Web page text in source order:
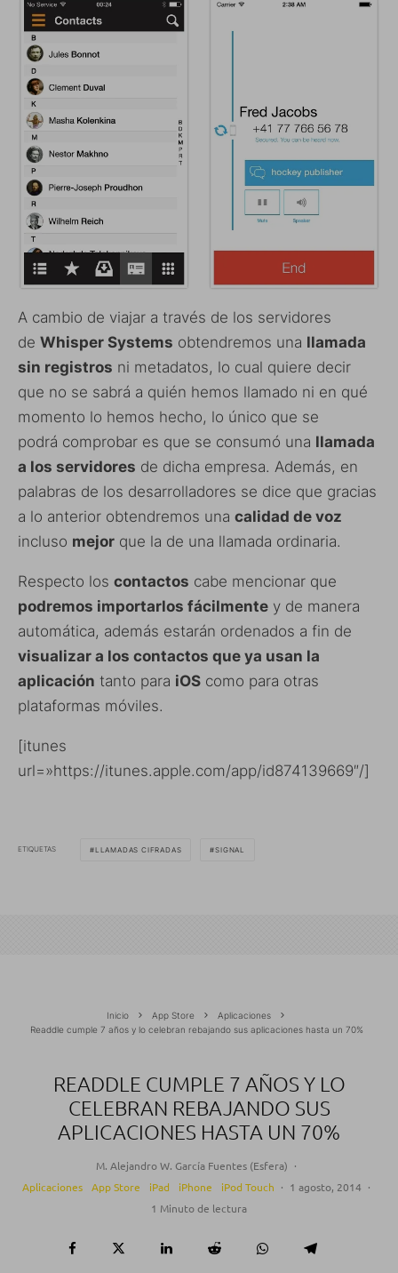
A cambio de viajar a través de los servidores
de Whisper Systems obtendremos una llamada
sin registros ni metadatos, lo cual quiere decir
que no se sabrá a quién hemos llamado ni en qué
momento lo hemos hecho, lo único que se
podrá comprobar es que se consumó una llamada
a los servidores de dicha empresa. Además, en
palabras de los desarrolladores se dice que gracias
a lo anterior obtendremos una calidad de voz
incluso mejor que la de una llamada ordinaria.
Respecto los contactos cabe mencionar que
podremos importarlos fácilmente y de manera
automática, además estarán ordenados a fin de
visualizar a los contactos que ya usan la
aplicación tanto para iOS como para otras
plataformas móviles.
[itunes
url=»https://itunes.apple.com/app/id874139669″/]
ETIQUETAS LLAMADAS CIFRADAS SIGNAL
Inicio App Store
Aplicaciones
Readdle cumple 7 años y lo celebran rebajando sus aplicaciones hasta un 70%
READDLE CUMPLE 7 AÑOS Y LO
CELEBRAN REBAJANDO SUS
APLICACIONES HASTA UN 70%
M. Alejandro W. García Fuentes (Esfera) ·
Aplicaciones
App Store iPad iPhone iPod Touch · 1 agosto, 2014 ·
1 Minuto de lectura